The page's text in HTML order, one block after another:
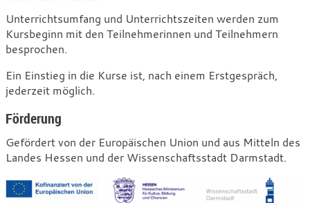
Unterrichtsumfang und Unterrichtszeiten werden zum
Kursbeginn mit den Teilnehmerinnen und Teilnehmern
besprochen.
Ein Einstieg in die Kurse ist, nach einem Erstgespräch,
jederzeit möglich.
Förderung
Gefördert von der Europäischen Union und aus Mitteln des
Landes Hessen und der Wissenschaftsstadt Darmstadt.